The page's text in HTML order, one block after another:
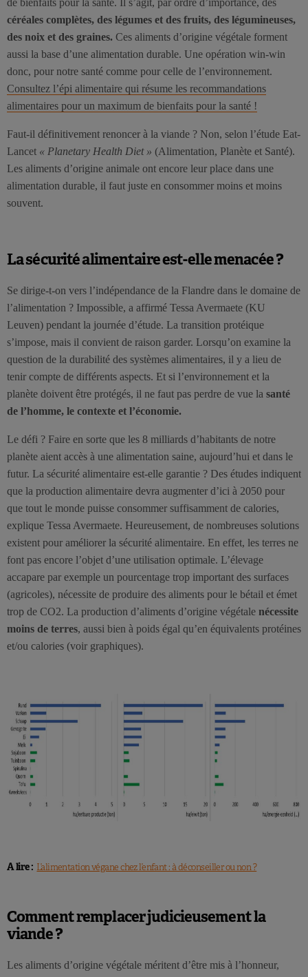
céréales complètes, des légumes et des fruits, des légumineuses,
des noix et des graines. Ces aliments d’origine végétale forment
aussi la base d’une alimentation durable. Une opération win-win
donc, pour notre santé comme pour celle de l’environnement.
Consultez l’épi alimentaire qui résume les recommandations
alimentaires pour un maximum de bienfaits pour la santé !
Faut-il définitivement renoncer à la viande ? Non, selon l’étude Eat-
Lancet « Planetary Health Diet » (Alimentation, Planète et Santé).
Les aliments d’origine animale ont encore leur place dans une
alimentation durable, il faut juste en consommer moins et moins
souvent.
La sécurité alimentaire est-elle menacée ?
Se dirige-t-on vers l’indépendance de la Flandre dans le domaine de
l’alimentation ? Impossible, a affirmé Tessa Avermaete (KU
Leuven) pendant la journée d’étude. La transition protéique
s’impose, mais il convient de raison garder. Lorsqu’on examine la
question de la durabilité des systèmes alimentaires, il y a lieu de
tenir compte de différents aspects. Et si l’environnement et la
planète doivent être protégés, il ne faut pas perdre de vue la santé
de l’homme, le contexte et l’économie.
Le défi ? Faire en sorte que les 8 milliards d’habitants de notre
planète aient accès à une alimentation saine, aujourd’hui et dans le
futur. La sécurité alimentaire est-elle garantie ? Des études indiquent
que la production alimentaire devra augmenter d’ici à 2050 pour
que tout le monde puisse consommer suffisamment de calories,
explique Tessa Avermaete. Heureusement, de nombreuses solutions
existent pour améliorer la sécurité alimentaire. En effet, les terres ne
font pas encore l’objet d’une utilisation optimale. L’élevage
accapare par exemple un pourcentage trop important des surfaces
(agricoles), nécessite de produire des aliments pour le bétail et émet
trop de CO2. La production d’aliments d’origine végétale nécessite
moins de terres, aussi bien à poids égal qu’en équivalents protéines
et/ou calories (voir graphiques).
A lire : L’alimentation végane chez l’enfant : à déconseiller ou non ?
Comment remplacer judicieusement la
viande ?
Les aliments d’origine végétale méritent d’être mis à l’honneur,